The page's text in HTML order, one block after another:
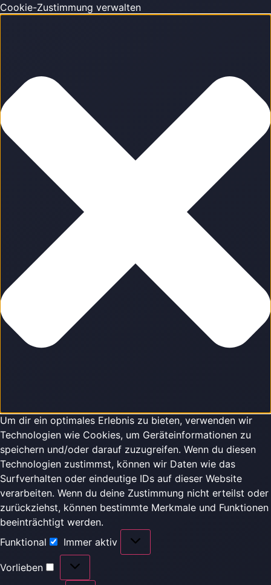
Cookie-Zustimmung verwalten
Um dir ein optimales Erlebnis zu bieten, verwenden wir
Technologien wie Cookies, um Geräteinformationen zu
speichern und/oder darauf zuzugreifen. Wenn du diesen
Technologien zustimmst, können wir Daten wie das
Surfverhalten oder eindeutige IDs auf dieser Website
verarbeiten. Wenn du deine Zustimmung nicht erteilst oder
zurückziehst, können bestimmte Merkmale und Funktionen
beeinträchtigt werden.
Funktional
Immer aktiv
Vorlieben